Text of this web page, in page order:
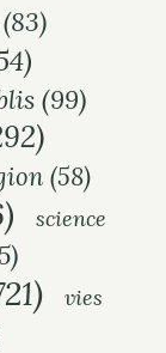
(83)
(99)
(58)
science
vies